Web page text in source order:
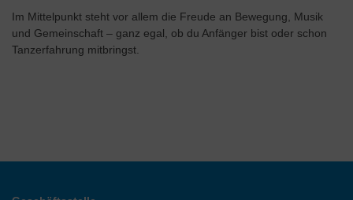
Im Mittelpunkt steht vor allem die Freude an Bewegung, Musik
und Gemeinschaft – ganz egal, ob du Anfänger bist oder schon
Tanzerfahrung mitbringst.